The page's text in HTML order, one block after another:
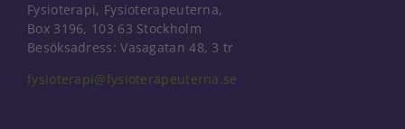
Fysioterapi, Fysioterapeuterna,
Box 3196, 103 63 Stockholm
Besöksadress: Vasagatan 48, 3 tr
fysioterapi@fysioterapeuterna.se